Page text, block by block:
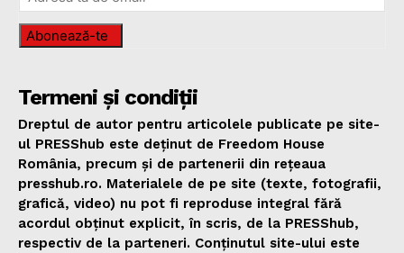
Abonează-te
Termeni și condiții
Dreptul de autor pentru articolele publicate pe site-
ul PRESShub este deținut de Freedom House
România, precum și de partenerii din rețeaua
presshub.ro. Materialele de pe site (texte, fotografii,
grafică, video) nu pot fi reproduse integral fără
acordul obținut explicit, în scris, de la PRESShub,
respectiv de la parteneri. Conținutul site-ului este